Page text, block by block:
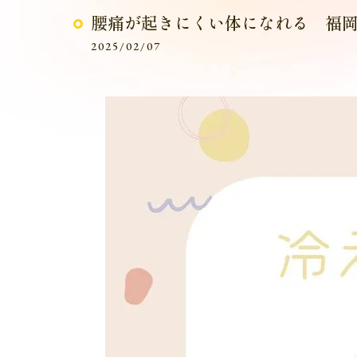
腰痛が起きにくい体になれる 福
2025/02/07